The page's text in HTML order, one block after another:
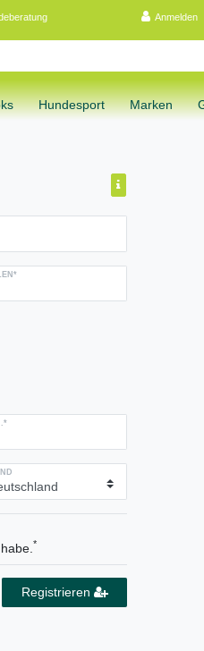
Anmelden
Hundesport Marken
*
Registrieren